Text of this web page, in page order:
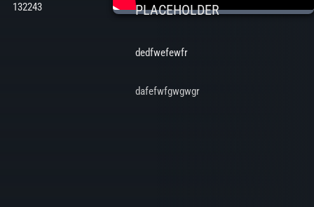
132243 PLACEHOLDER
dedfwefewfr
dafefwfgwgwgr